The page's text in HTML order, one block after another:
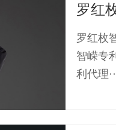
罗红
罗红枚
智嵘专
利代理